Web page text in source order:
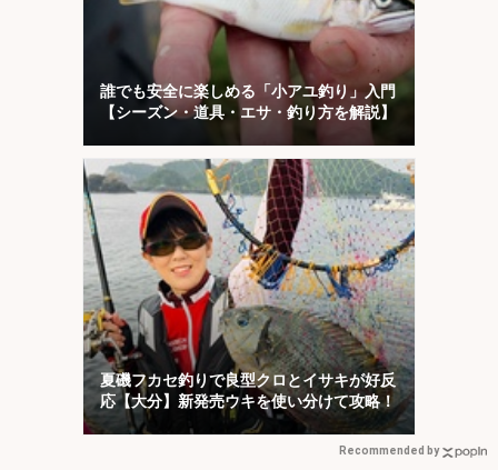
誰でも安全に楽しめる「小アユ釣り」入門
【シーズン・道具・エサ・釣り方を解説】
夏磯フカセ釣りで良型クロとイサキが好反
応【大分】新発売ウキを使い分けて攻略！
Recommended by